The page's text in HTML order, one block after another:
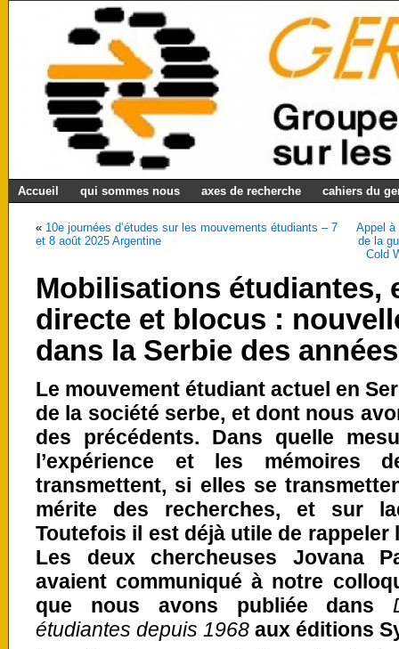
Accueil qui sommes nous axes de recherche cahiers du
« 10e journées d’études sur les mouvements étudiants – 7
et 8 août 2025 Argentine
Appel à
de la
Cold
Mobilisations étudiantes,
directe et blocus :
dans la Serbie des
Le mouvement étudiant actuel en
de la société serbe, et dont nous
des précédents. Dans quelle
l’expérience et les mémoires
transmettent, si elles se
mérite des recherches, et sur
Toutefois il est déjà utile de rappeler
Les deux chercheuses Jovana
avaient communiqué à notre
que nous avons publiée dans
étudiantes depuis 1968 aux éditions